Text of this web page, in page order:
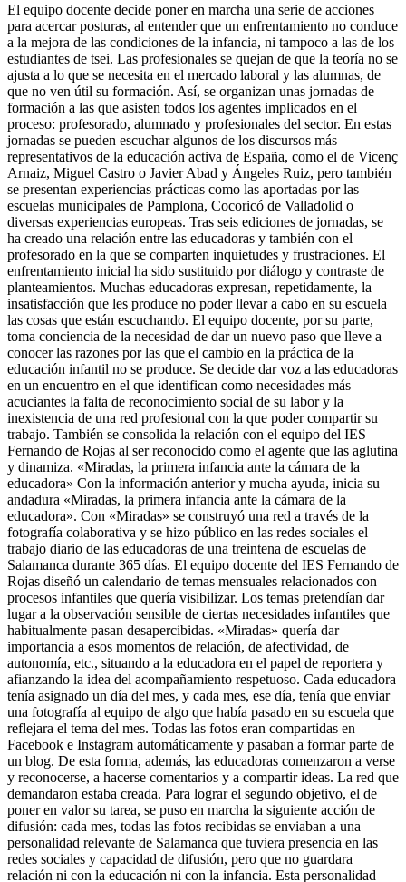
El equipo docente decide poner en marcha una serie de acciones
para acercar posturas, al entender que un enfrentamiento no conduce
a la mejora de las condiciones de la infancia, ni tampoco a las de los
estudiantes de tsei. Las profesionales se quejan de que la teoría no se
ajusta a lo que se necesita en el mercado laboral y las alumnas, de
que no ven útil su formación. Así, se organizan unas jornadas de
formación a las que asisten todos los agentes implicados en el
proceso: profesorado, alumnado y profesionales del sector. En estas
jornadas se pueden escuchar algunos de los discursos más
representativos de la educación activa de España, como el de Vicenç
Arnaiz, Miguel Castro o Javier Abad y Ángeles Ruiz, pero también
se presentan experiencias prácticas como las aportadas por las
escuelas municipales de Pam­plona, Cocoricó de Valladolid o
diversas experiencias europeas. Tras seis ediciones de jornadas, se
ha creado una relación entre las educadoras y también con el
profesorado en la que se comparten inquietudes y frustraciones. El
enfrentamiento inicial ha sido sustituido por diálogo y contraste de
planteamientos. Muchas educadoras expresan, repetidamente, la
insatisfacción que les produce no poder llevar a cabo en su escuela
las cosas que están escuchando. El equipo docente, por su parte,
toma conciencia de la necesidad de dar un nuevo paso que lleve a
conocer las razones por las que el cambio en la práctica de la
educación infantil no se produce. Se decide dar voz a las educadoras
en un encuentro en el que identifican como necesidades más
acuciantes la falta de reconocimiento social de su labor y la
inexistencia de una red profesional con la que poder compartir su
trabajo. También se consolida la relación con el equipo del IES
Fernando de Rojas al ser reconocido como el agente que las aglutina
y dinamiza. «Miradas, la primera infancia ante la cámara de la
educadora» Con la información anterior y mucha ayuda, inicia su
andadura «Miradas, la primera infancia ante la cámara de la
educadora». Con «Miradas» se construyó una red a través de la
fotografía colaborativa y se hizo público en las redes sociales el
trabajo diario de las educadoras de una treintena de escuelas de
Salamanca durante 365 días. El equipo docente del IES Fernando de
Rojas diseñó un calendario de temas mensuales relacionados con
procesos infantiles que quería visibilizar. Los temas pretendían dar
lugar a la observación sensible de ciertas necesidades infantiles que
habitualmente pasan desapercibidas. «Miradas» quería dar
importancia a esos momentos de relación, de afectividad, de
autonomía, etc., situando a la educadora en el papel de reportera y
afianzando la idea del acompañamiento respetuoso. Cada educadora
tenía asignado un día del mes, y cada mes, ese día, tenía que enviar
una fotografía al equipo de algo que había pasado en su escuela que
reflejara el tema del mes. Todas las fotos eran compartidas en
Facebook e Instagram automáticamente y pasaban a formar parte de
un blog. De esta forma, además, las educadoras comenzaron a verse
y reconocerse, a hacerse comentarios y a compartir ideas. La red que
demandaron estaba creada. Para lograr el segundo objetivo, el de
poner en valor su tarea, se puso en marcha la siguiente acción de
difusión: cada mes, todas las fotos recibidas se enviaban a una
personalidad relevante de Salamanca que tuviera presencia en las
redes sociales y capacidad de difusión, pero que no guardara
relación ni con la educación ni con la infancia. Esta personalidad